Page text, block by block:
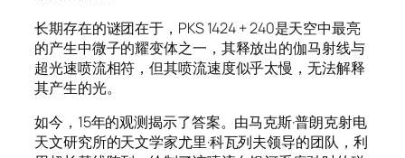
长期存在的谜团在于，PKS 1424 + 240是天空中最亮
的产生中微子的耀变体之一，其释放出的伽马射线与
超光速喷流相符，但其喷流速度似乎太慢，无法解释
其产生的光。
如今，15年的观测揭示了答案。由马克斯·普朗克射电
天文研究所的天文学家尤里·科瓦列夫领导的团队，利